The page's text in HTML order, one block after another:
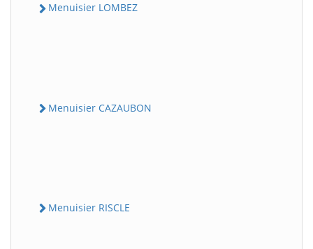
Menuisier LOMBEZ
Menuisier CAZAUBON
Menuisier RISCLE